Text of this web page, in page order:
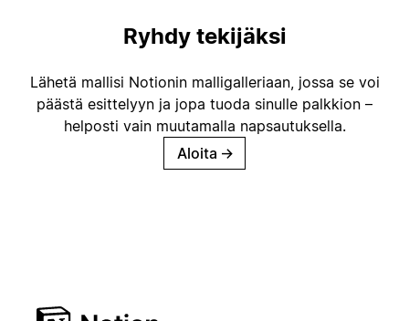
Ryhdy tekijäksi
Lähetä mallisi Notionin malligalleriaan, jossa se voi
päästä esittelyyn ja jopa tuoda sinulle palkkion –
helposti vain muutamalla napsautuksella.
Aloita →